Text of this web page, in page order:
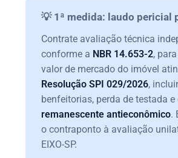
💡 1ª medida: laudo pericial
Contrate avaliação técnica
conforme a NBR 14.653-2,
valor de mercado do imóvel
Resolução SPI 029/2026,
benfeitorias, perda de testada e
remanescente antieconômico.
o contraponto à avaliação
EIXO-SP.